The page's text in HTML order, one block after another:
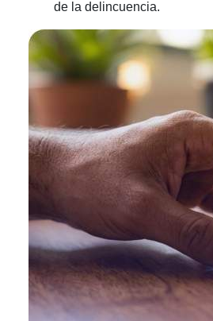
de la delincuencia.